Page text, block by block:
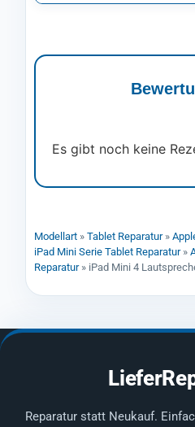
Es gibt noch keine
Modellart » Tablet Reparatur»
iPad Mini Serie Tablet Reparatur»
Reparatur» iPad Mini 4
Reparatur statt Neukauf.